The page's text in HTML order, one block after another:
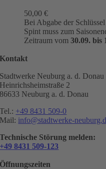
50,00 €
Bei Abgabe der
Spint muss zum
Zeitraum vom 30.09. bis
Kontakt
Stadtwerke Neuburg a. d. Donau
Heinrichsheimstraße 2
86633 Neuburg a. d. Donau
Tel.: +49 8431 509-0
Mail: info@stadtwerke-
Technische Störung melden:
+49 8431 509-123
Öffnungszeiten